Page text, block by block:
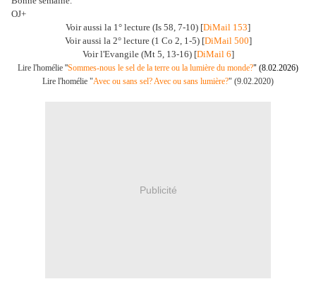
OJ+
Voir aussi la 1° lecture (Is 58, 7-10) [DiMail 153]
Voir aussi la 2° lecture (1 Co 2, 1-5) [DiMail 500]
Voir l'Evangile (Mt 5, 13-16) [DiMail 6]
Lire l'homélie "Sommes-nous le sel de la terre ou la lumière du monde?" (8.02.2026)
Lire l'homélie "Avec ou sans sel? Avec ou sans lumière?" (9.02.2020)
Publicité